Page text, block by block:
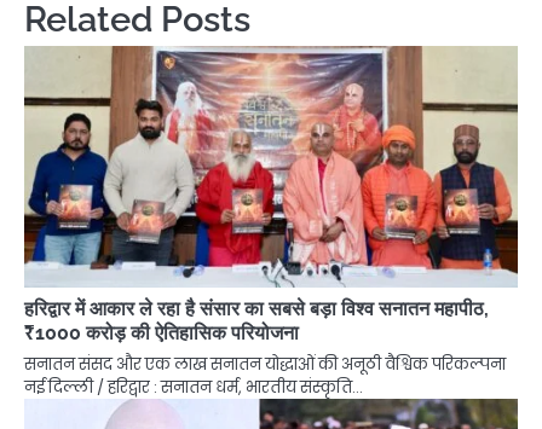
Related Posts
हरिद्वार में आकार ले रहा है संसार का सबसे बड़ा विश्व सनातन महापीठ,
₹1000 करोड़ की ऐतिहासिक परियोजना
सनातन संसद और एक लाख सनातन योद्धाओं की अनूठी वैश्विक परिकल्पना
नई दिल्ली / हरिद्वार : सनातन धर्म, भारतीय संस्कृति…